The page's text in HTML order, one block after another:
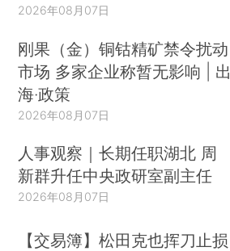
2026年08月07日
刚果（金）铜钴精矿禁令扰动
市场 多家企业称暂无影响 | 出
海·政策
2026年08月07日
人事观察｜长期任职湖北 周
新群升任中央政研室副主任
2026年08月07日
【交易簿】松田克也挥刀止损